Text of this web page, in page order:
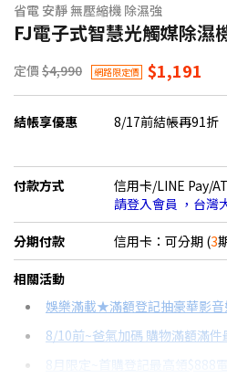
省電 安靜 無壓縮機 除濕強
FJ電子式智慧光觸媒除濕
定價 $4,990 網路限定價 $1,191
結帳享優惠 8/17前結帳再91折
付款方式
信用卡/LINE Pay/
請登入會員 ，台灣
分期付款 信用卡：可分期 (3
＊實際可分期數、適用利率，請以購
信用卡分期
分期數 每期金額
相關活動
娛樂滿載★滿額登記抽豪華影音
8/10前~爸氣加碼 購物滿額滿件
8月限定~首購登記最高領$888